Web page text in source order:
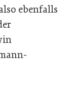
ebenfalls